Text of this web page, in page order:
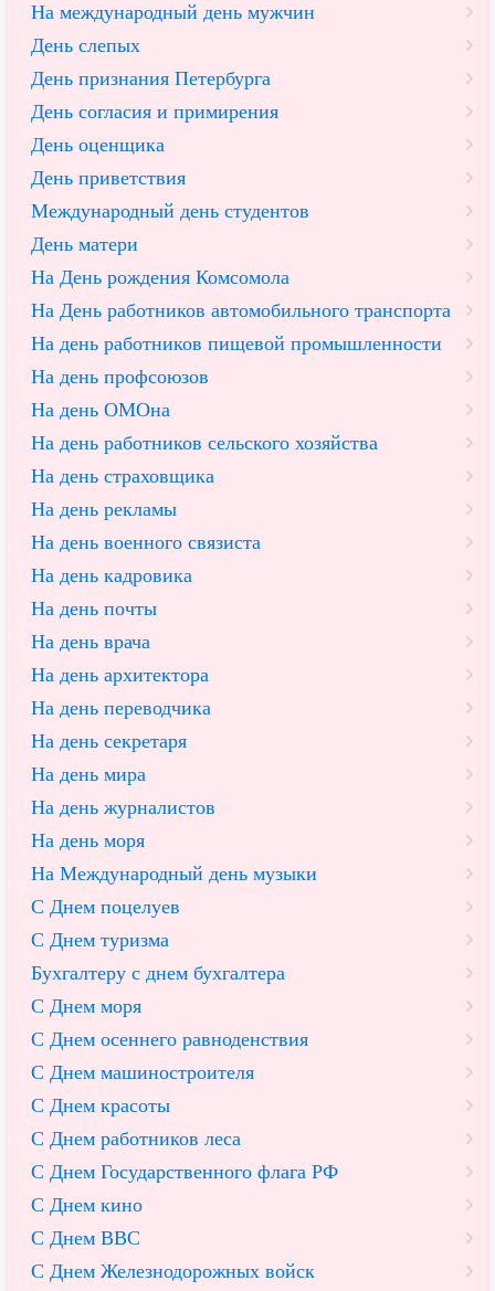
На международный день мужчин
День слепых
День признания Петербурга
День согласия и примирения
День оценщика
День приветствия
Международный день студентов
День матери
На День рождения Комсомола
На День работников автомобильного транспорта
На день работников пищевой промышленности
На день профсоюзов
На день ОМОна
На день работников сельского хозяйства
На день страховщика
На день рекламы
На день военного связиста
На день кадровика
На день почты
На день врача
На день архитектора
На день переводчика
На день секретаря
На день мира
На день журналистов
На день моря
На Международный день музыки
С Днем поцелуев
С Днем туризма
Бухгалтеру с днем бухгалтера
С Днем моря
С Днем осеннего равноденствия
С Днем машиностроителя
С Днем красоты
С Днем работников леса
С Днем Государственного флага РФ
С Днем кино
С Днем ВВС
С Днем Железнодорожных войск